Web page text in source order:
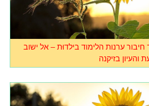
חיבור ערנות הלימוד בילדוּת – אל ישוב
והעיון בזיקנה